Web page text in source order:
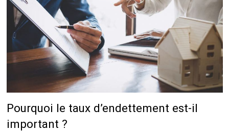
Pourquoi le taux d’endettement est-il
important ?